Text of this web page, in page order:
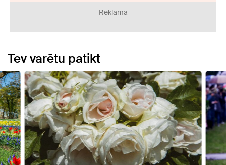
Reklāma
Tev varētu patikt